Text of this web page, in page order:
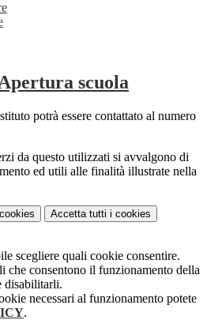
scuola
potrà essere contattato al numero
da questo utilizzati si avvalgono di
ed utili alle finalità illustrate nella
Accetta tutti i cookies
scegliere quali cookie consentire.
che consentono il funzionamento della
disabilitarli.
necessari al funzionamento potete
.